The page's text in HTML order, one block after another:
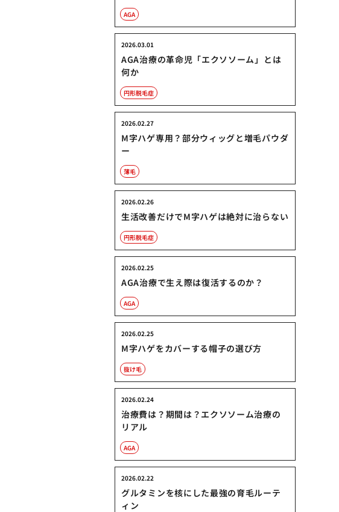
AGA
AGA治療の革命児「エクソソーム」とは
何か
2026.03.01
円形脱毛症
M字ハゲ専用？部分ウィッグと増毛パウダ
ー
2026.02.27
薄毛
生活改善だけでM字ハゲは絶対に治らない
2026.02.26
円形脱毛症
AGA治療で生え際は復活するのか？
2026.02.25
AGA
M字ハゲをカバーする帽子の選び方
2026.02.25
抜け毛
治療費は？期間は？エクソソーム治療の
リアル
2026.02.24
AGA
グルタミンを核にした最強の育毛ルーテ
ィン
2026.02.22